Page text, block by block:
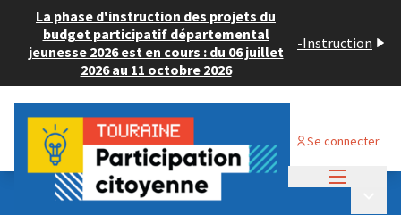
La phase d'instruction des projets du
budget participatif départemental
jeunesse 2026 est en cours : du 06 juillet
2026 au 11 octobre 2026
-Instruction
Se connecter
Budget Participatif JEUNESSE 2024
💡 Consulter les projets déposés